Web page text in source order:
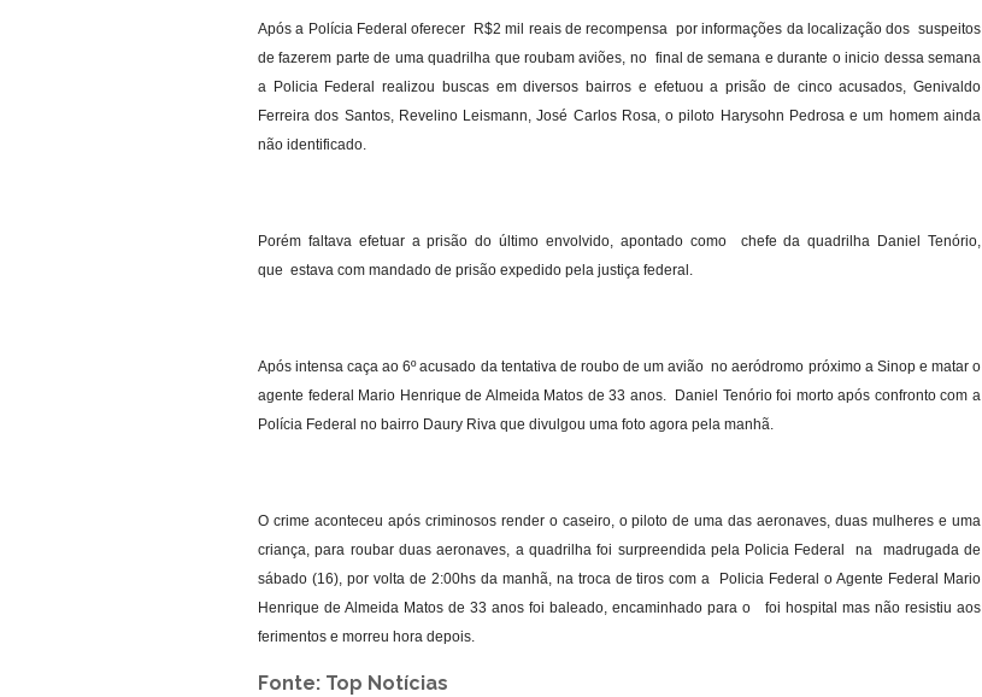
Após a Polícia Federal oferecer R$2 mil reais de recompensa por informações da localização dos suspeitos
de fazerem parte de uma quadrilha que roubam aviões, no final de semana e durante o inicio dessa semana
a Policia Federal realizou buscas em diversos bairros e efetuou a prisão de cinco acusados, Genivaldo
Ferreira dos Santos, Revelino Leismann, José Carlos Rosa, o piloto Harysohn Pedrosa e um homem ainda
não identificado.
Porém faltava efetuar a prisão do último envolvido, apontado como chefe da quadrilha Daniel Tenório,
que estava com mandado de prisão expedido pela justiça federal.
Após intensa caça ao 6º acusado da tentativa de roubo de um avião no aeródromo próximo a Sinop e matar o
agente federal Mario Henrique de Almeida Matos de 33 anos. Daniel Tenório foi morto após confronto com a
Polícia Federal no bairro Daury Riva que divulgou uma foto agora pela manhã.
O crime aconteceu após criminosos render o caseiro, o piloto de uma das aeronaves, duas mulheres e uma
criança, para roubar duas aeronaves, a quadrilha foi surpreendida pela Policia Federal na madrugada de
sábado (16), por volta de 2:00hs da manhã, na troca de tiros com a Policia Federal o Agente Federal Mario
Henrique de Almeida Matos de 33 anos foi baleado, encaminhado para o foi hospital mas não resistiu aos
ferimentos e morreu hora depois.
Fonte: Top Notícias